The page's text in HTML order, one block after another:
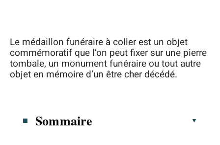
Le médaillon funéraire à coller est un objet
commémoratif que l’on peut fixer sur une pierre
tombale, un monument funéraire ou tout autre
objet en mémoire d’un être cher décédé.
Sommaire